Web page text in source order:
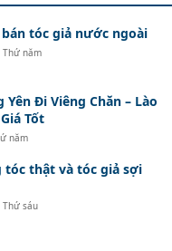
tóc giả nước ngoài
Thứ năm
Đi Viêng Chăn – Lào
Tốt
năm
tóc thật và tóc giả sợi
Thứ sáu